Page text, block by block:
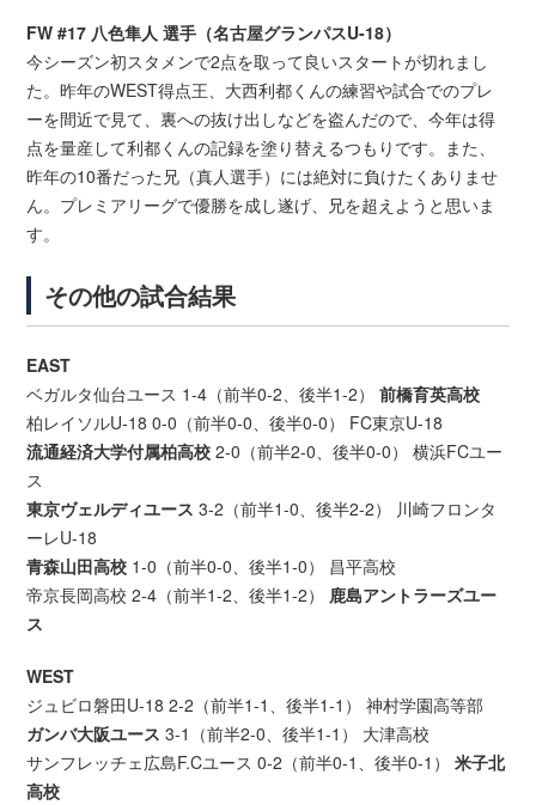
FW #17 八色隼人 選手（名古屋グランパスU-18）
今シーズン初スタメンで2点を取って良いスタートが切れまし
た。昨年のWEST得点王、大西利都くんの練習や試合でのプレ
ーを間近で見て、裏への抜け出しなどを盗んだので、今年は得
点を量産して利都くんの記録を塗り替えるつもりです。また、
昨年の10番だった兄（真人選手）には絶対に負けたくありませ
ん。プレミアリーグで優勝を成し遂げ、兄を超えようと思いま
す。
その他の試合結果
EAST
ベガルタ仙台ユース 1-4（前半0-2、後半1-2）前橋育英高校
柏レイソルU-18 0-0（前半0-0、後半0-0） FC東京U-18
流通経済大学付属柏高校 2-0（前半2-0、後半0-0） 横浜FCユー
ス
東京ヴェルディユース 3-2（前半1-0、後半2-2） 川崎フロンタ
ーレU-18
青森山田高校 1-0（前半0-0、後半1-0） 昌平高校
帝京長岡高校 2-4（前半1-2、後半1-2） 鹿島アントラーズユー
ス
WEST
ジュビロ磐田U-18 2-2（前半1-1、後半1-1） 神村学園高等部
ガンバ大阪ユース 3-1（前半2-0、後半1-1） 大津高校
サンフレッチェ広島F.Cユース 0-2（前半0-1、後半0-1）米子北
高校